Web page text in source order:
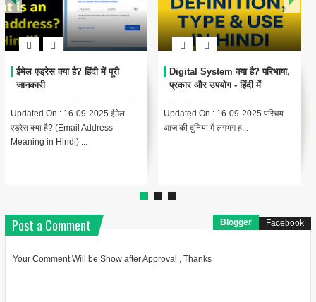
System क्या है? परिभाषा,
और उपयोग - हिंदी में
On : 16-09-2025 परिचय
दुनिया में लगभग ह...
Encoding Meaning in Hindi |
एन्कोडिंग का मतलब और उपयोग
Updated On : 13-09-2025
Encoding Meaning in Hindi |
Post a Comment Blogger Facebook
Your Comment Will be Show after Approval , Thanks